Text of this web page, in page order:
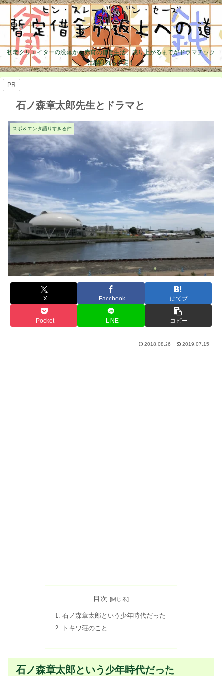
初老クリエイターの没落から赤貧の借金生活、成り上がるまでがドラマチック
に綴られる予定！
PR
石ノ森章太郎先生とドラマと
スポ＆エンタ語りすぎる件
X Facebook はてブ
Pocket LINE コピー
2018.08.26 2019.07.15
目次
石ノ森章太郎という少年時代だった
トキワ荘のこと
石ノ森章太郎という少年時代だった